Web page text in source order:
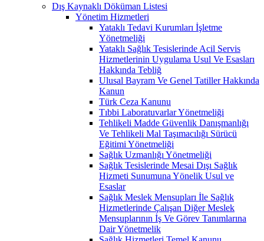
Dış Kaynaklı Döküman Listesi
Yönetim Hizmetleri
Yataklı Tedavi Kurumları İşletme
Yönetmeliği
Yataklı Sağlık Tesislerinde Acil Servis
Hizmetlerinin Uygulama Usul Ve Esasları
Hakkında Tebliğ
Ulusal Bayram Ve Genel Tatiller Hakkında
Kanun
Türk Ceza Kanunu
Tıbbi Laboratuvarlar Yönetmeliği
Tehlikeli Madde Güvenlik Danışmanlığı
Ve Tehlikeli Mal Taşımacılığı Sürücü
Eğitimi Yönetmeliği
Sağlık Uzmanlığı Yönetmeliği
Sağlık Tesislerinde Mesai Dışı Sağlık
Hizmeti Sunumuna Yönelik Usul ve
Esaslar
Sağlık Meslek Mensupları İle Sağlık
Hizmetlerinde Çalışan Diğer Meslek
Mensuplarının İş Ve Görev Tanımlarına
Dair Yönetmelik